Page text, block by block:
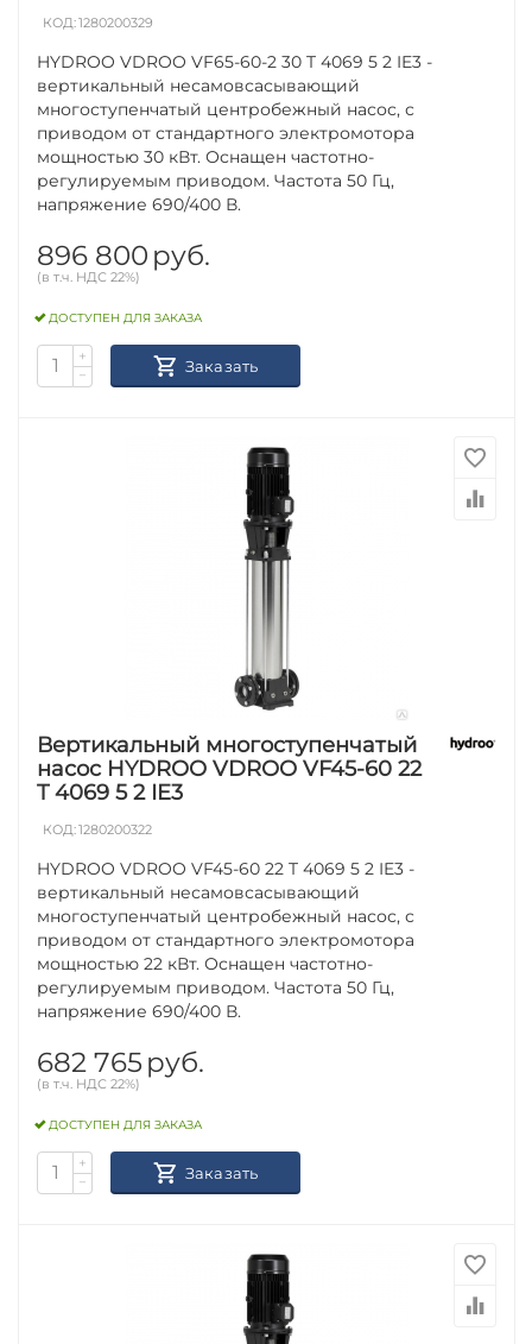
КОД:1280200329
HYDROO VDROO VF65-60-2 30 T 4069 5 2 IE3 -
вертикальный несамовсасывающий
многоступенчатый центробежный насос, с
приводом от стандартного электромотора
мощностью 30 кВт. Оснащен частотно-
регулируемым приводом. Частота 50 Гц,
напряжение 690/400 В.
896 800 руб.
(в т.ч. НДС 22%)
ДОСТУПЕН ДЛЯ ЗАКАЗА
+
−
Заказать
Вертикальный многоступенчатый
насос HYDROO VDROO VF45-60 22
T 4069 5 2 IE3
КОД:1280200322
HYDROO VDROO VF45-60 22 T 4069 5 2 IE3 -
вертикальный несамовсасывающий
многоступенчатый центробежный насос, с
приводом от стандартного электромотора
мощностью 22 кВт. Оснащен частотно-
регулируемым приводом. Частота 50 Гц,
напряжение 690/400 В.
682 765 руб.
(в т.ч. НДС 22%)
ДОСТУПЕН ДЛЯ ЗАКАЗА
+
−
Заказать